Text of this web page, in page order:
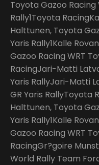
Toyota Gazoo Racing
Rally1Toyota
Halttunen, Toyota
Yaris Rally1Kalle
Gazoo Racing WRT
RacingJari-Matti
Yaris RallyJari-Matti
GR Yaris RallyToyota
Halttunen, Toyota
Yaris Rally1Kalle
Gazoo Racing WRT
RacingGr?goire
World Rally Team